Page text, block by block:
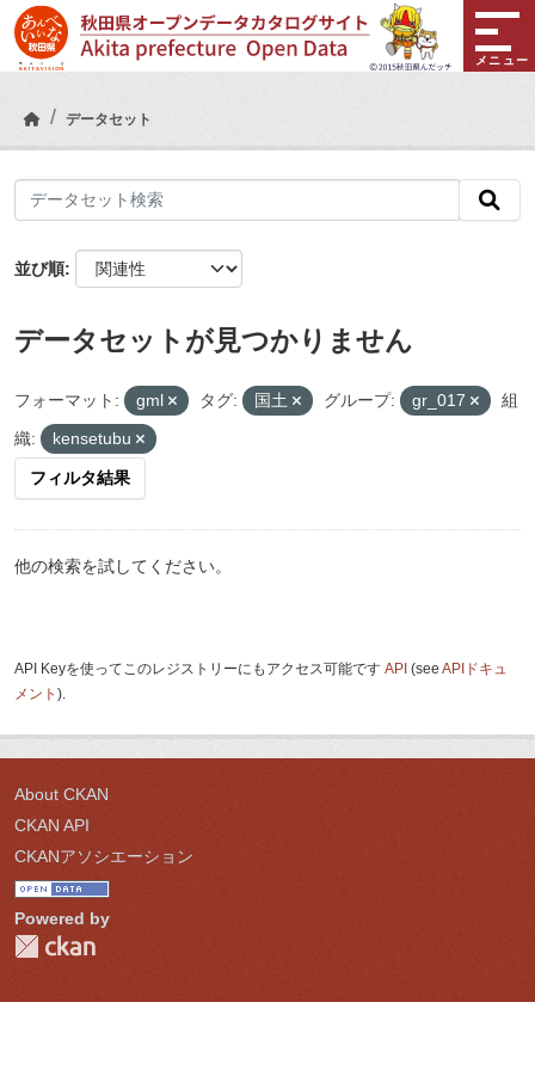
Skip to main content
メニュー
データセット
並び順
データセットが見つかりません
フォーマット: gml タグ: 国土 グループ: gr_017
組
織:
kensetubu
フィルタ結果
他の検索を試してください。
API Keyを使ってこのレジストリーにもアクセス可能です API (see APIドキュ
メント ).
About CKAN
CKAN API
CKANアソシエーション
Powered by